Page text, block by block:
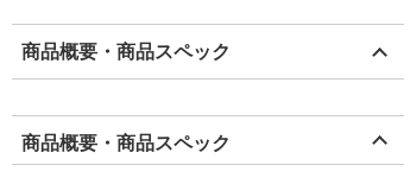
商品概要・商品スペック
商品概要・商品スペック